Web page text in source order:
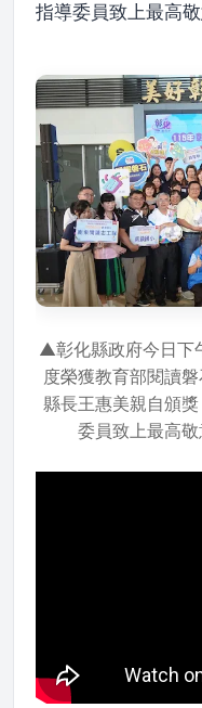
指導委員致上最高敬
▲彰化縣政府今日下
度榮獲教育部閱讀
縣長王惠美親自頒
委員致上最高敬